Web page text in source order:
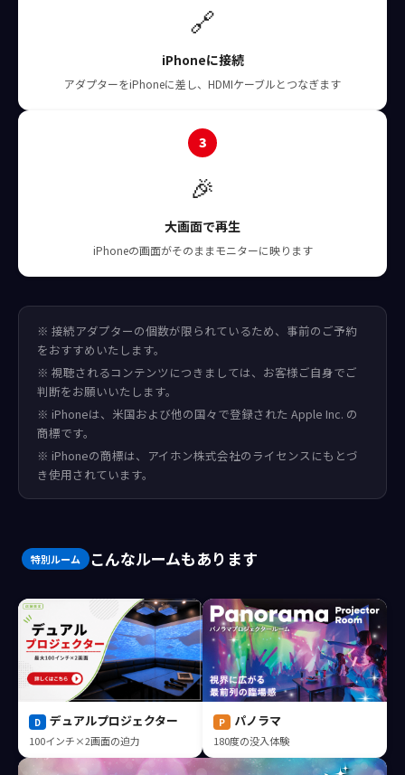
🔗
iPhoneに接続
アダプターをiPhoneに差し、HDMIケーブルとつなぎます
3
🎉
大画面で再生
iPhoneの画面がそのままモニターに映ります
※ 接続アダプターの個数が限られているため、事前のご予約
をおすすめいたします。
※ 視聴されるコンテンツにつきましては、お客様ご自身でご
判断をお願いいたします。
※ iPhoneは、米国および他の国々で登録された Apple Inc. の
商標です。
※ iPhoneの商標は、アイホン株式会社のライセンスにもとづ
き使用されています。
特別ルーム こんなルームもあります
D デュアルプロジェクター
100インチ×2画面の迫力
P パノラマ
180度の没入体験